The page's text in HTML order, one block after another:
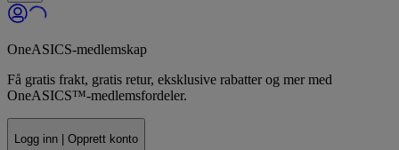
OneASICS-medlemskap
Få gratis frakt, gratis retur, eksklusive rabatter og mer med
OneASICS™-medlemsfordeler.
Logg inn | Opprett konto